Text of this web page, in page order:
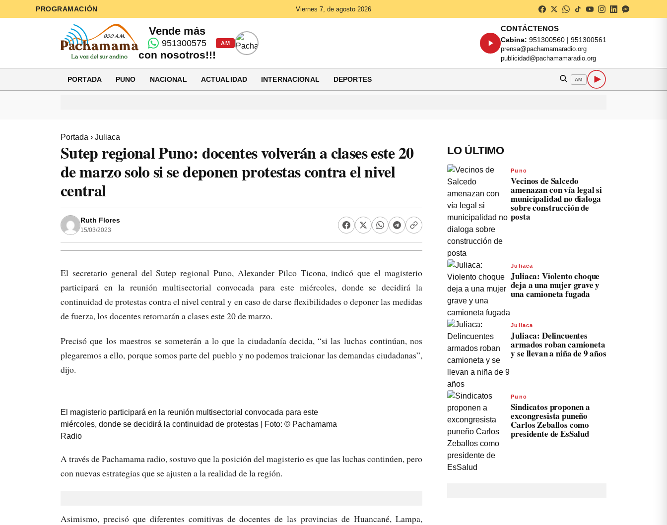
PROGRAMACIÓN Viernes 7, de agosto 2026
Vende más
951300575
con nosotros!!!
AM
CONTÁCTENOS
Cabina: 951300560 | 951300561
prensa@pachamamaradio.org
publicidad@pachamamaradio.org
PORTADA PUNO NACIONAL ACTUALIDAD INTERNACIONAL DEPORTES AM
Portada › Juliaca
Sutep regional Puno: docentes volverán a clases este 20
de marzo solo si se deponen protestas contra el nivel
central
Ruth Flores
15/03/2023
El secretario general del Sutep regional Puno, Alexander Pilco Ticona, indicó que el magisterio
participará en la reunión multisectorial convocada para este miércoles, donde se decidirá la
continuidad de protestas contra el nivel central y en caso de darse flexibilidades o deponer las medidas
de fuerza, los docentes retornarán a clases este 20 de marzo.
Precisó que los maestros se someterán a lo que la ciudadanía decida, “si las luchas continúan, nos
plegaremos a ello, porque somos parte del pueblo y no podemos traicionar las demandas ciudadanas”,
dijo.
El magisterio participará en la reunión multisectorial convocada para este
miércoles, donde se decidirá la continuidad de protestas | Foto: © Pachamama
Radio
A través de Pachamama radio, sostuvo que la posición del magisterio es que las luchas continúen, pero
con nuevas estrategias que se ajusten a la realidad de la región.
Asimismo, precisó que diferentes comitivas de docentes de las provincias de Huancané, Lampa,
LO ÚLTIMO
Puno
Vecinos de Salcedo
amenazan con vía legal si
municipalidad no dialoga
sobre construcción de
posta
Juliaca
Juliaca: Violento choque
deja a una mujer grave y
una camioneta fugada
Juliaca
Juliaca: Delincuentes
armados roban camioneta
y se llevan a niña de 9 años
Puno
Sindicatos proponen a
excongresista puneño
Carlos Zeballos como
presidente de EsSalud